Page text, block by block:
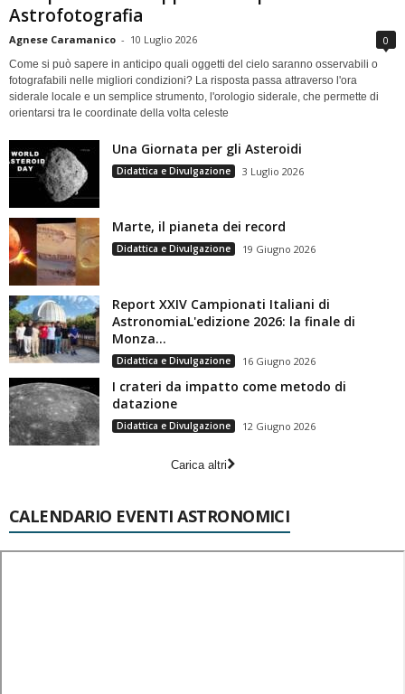
Astrofotografia
Agnese Caramanico - 10 Luglio 2026 0
Come si può sapere in anticipo quali oggetti del cielo saranno osservabili o
fotografabili nelle migliori condizioni? La risposta passa attraverso l'ora
siderale locale e un semplice strumento, l'orologio siderale, che permette di
orientarsi tra le coordinate della volta celeste
Una Giornata per gli Asteroidi
Didattica e Divulgazione 3 Luglio 2026
Marte, il pianeta dei record
Didattica e Divulgazione 19 Giugno 2026
Report XXIV Campionati Italiani di
AstronomiaL'edizione 2026: la finale di
Monza...
Didattica e Divulgazione 16 Giugno 2026
I crateri da impatto come metodo di
datazione
Didattica e Divulgazione 12 Giugno 2026
Carica altri
CALENDARIO EVENTI ASTRONOMICI